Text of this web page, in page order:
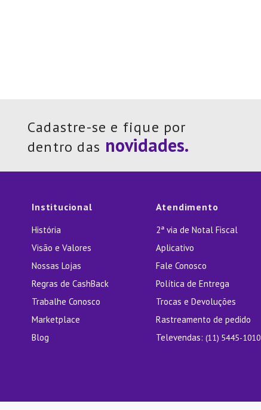
Cadastre-se e fique por
dentro das
Institucional
História
Visão e Valores
Nossas Lojas
Regras de CashBack
Trabalhe Conosco
Marketplace
Blog
Atendimento
2ª via de Notal Fiscal
Aplicativo
Fale Conosco
Política de Entrega
Trocas e Devoluções
Rastreamento de pedido
Televendas: (11) 5445-1010